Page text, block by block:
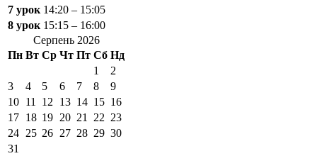
7 урок 14:20 – 15:05
8 урок 15:15 – 16:00
Серпень 2026
Пн Вт Ср Чт Пт Сб Нд
1
2
3
4 5 6 7 8
9
10 11 12 13 14 15 16
17 18 19 20 21 22 23
24 25 26 27 28 29 30
31